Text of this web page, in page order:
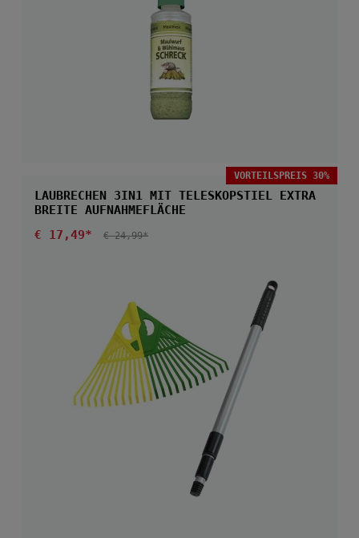
VORTEILSPREIS 30%
LAUBRECHEN 3IN1 MIT TELESKOPSTIEL EXTRA
BREITE AUFNAHMEFLÄCHE
Verkaufspreis:
€ 17,49* REGULÄRER PREIS:
€ 24,99*